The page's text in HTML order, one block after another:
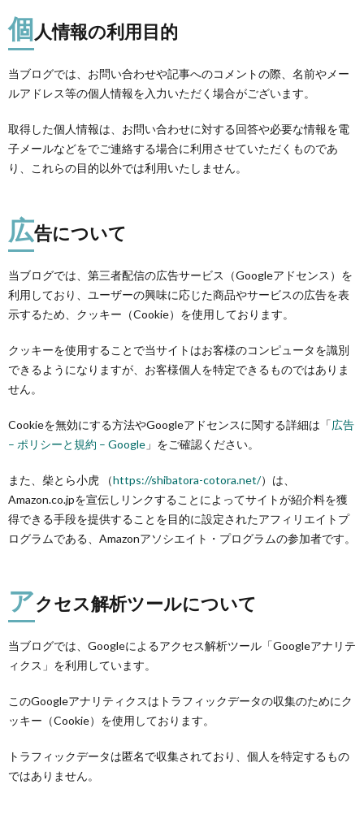
個人情報の利用目的
当ブログでは、お問い合わせや記事へのコメントの際、名前やメー
ルアドレス等の個人情報を入力いただく場合がございます。
取得した個人情報は、お問い合わせに対する回答や必要な情報を電
子メールなどをでご連絡する場合に利用させていただくものであ
り、これらの目的以外では利用いたしません。
広告について
当ブログでは、第三者配信の広告サービス（Googleアドセンス）を
利用しており、ユーザーの興味に応じた商品やサービスの広告を表
示するため、クッキー（Cookie）を使用しております。
クッキーを使用することで当サイトはお客様のコンピュータを識別
できるようになりますが、お客様個人を特定できるものではありま
せん。
Cookieを無効にする方法やGoogleアドセンスに関する詳細は「広告
– ポリシーと規約 – Google 」をご確認ください。
また、柴とら小虎 （https://shibatora-cotora.net/）は、
Amazon.co.jpを宣伝しリンクすることによってサイトが紹介料を獲
得できる手段を提供することを目的に設定されたアフィリエイトプ
ログラムである、Amazonアソシエイト・プログラムの参加者です。
アクセス解析ツールについて
当ブログでは、Googleによるアクセス解析ツール「Googleアナリテ
ィクス」を利用しています。
このGoogleアナリティクスはトラフィックデータの収集のためにク
ッキー（Cookie）を使用しております。
トラフィックデータは匿名で収集されており、個人を特定するもの
ではありません。